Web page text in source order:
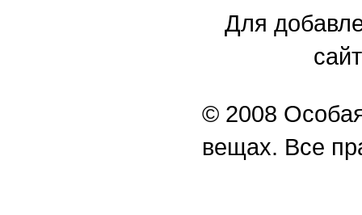
Для
© 2008
вещах. Все